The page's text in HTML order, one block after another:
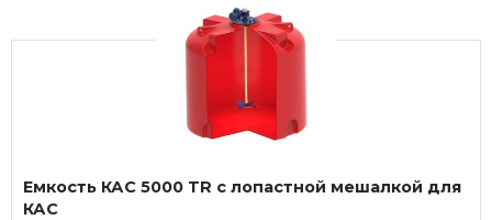
Емкость КАС 5000 TR с лопастной мешалкой для
КАС